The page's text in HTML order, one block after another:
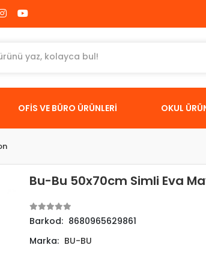
OFİS VE BÜRO ÜRÜNLERİ OKUL
Bu-Bu 50x70cm Simli Eva
Barkod: 8680965629861
Marka: BU-BU